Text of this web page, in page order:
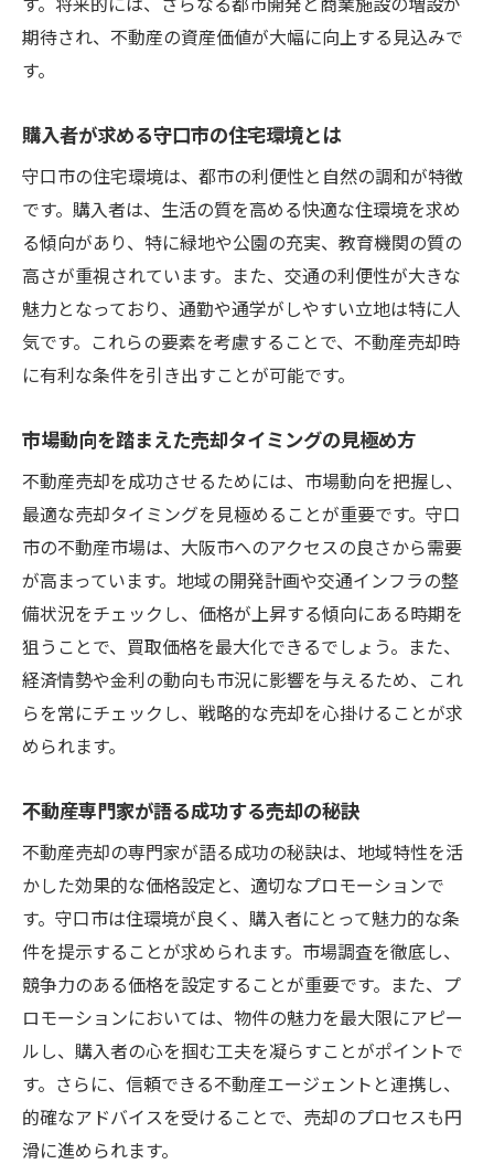
略
購入検討者にアピールするためのポイント
周辺エリアとの比較で見える売却チャンス
地域の発展計画が不動産価格に与える影響
守口市内の教育施設がもたらす市場価値
住環境の変化と市場トレンドの関連性
不動産売却における地域特性の活用法
効果的な不動産売却戦略で守口市の魅力を引き
守口市の特色を活かした販売戦略
ターゲット層に応じたマーケティング手法
効果的なオンライン・オフライン広告の活
用
地域密着型の営業活動で信頼を得る
購入者心理を理解した交渉テクニック
地域イベントを活用した物件プロモーショ
ン
守口市で知っておくべき不動産売却の重要ポイ
不動産売却に必要な法的手続きと注意点
契約書の見方と重要事項の確認
売却成功のための税金対策と資産管理
不動産会社選びのポイントと落とし穴
売却前に準備すべき書類とその役割
市場価格の動向と適正価格の見極め方
プロに学ぶ不動産売却価格を上げるための具体
的手法
精度の高い査定を受けるためのポイント
価格交渉を有利に進めるための準備
期待され、不動産の資産価値が大幅に向上する見込みで
す。
購入者が求める守口市の住宅環境とは
守口市の住宅環境は、都市の利便性と自然の調和が特徴
です。購入者は、生活の質を高める快適な住環境を求め
る傾向があり、特に緑地や公園の充実、教育機関の質の
高さが重視されています。また、交通の利便性が大きな
魅力となっており、通勤や通学がしやすい立地は特に人
気です。これらの要素を考慮することで、不動産売却時
に有利な条件を引き出すことが可能です。
市場動向を踏まえた売却タイミングの見極め方
不動産売却を成功させるためには、市場動向を把握し、
最適な売却タイミングを見極めることが重要です。守口
市の不動産市場は、大阪市へのアクセスの良さから需要
が高まっています。地域の開発計画や交通インフラの整
備状況をチェックし、価格が上昇する傾向にある時期を
狙うことで、買取価格を最大化できるでしょう。また、
経済情勢や金利の動向も市況に影響を与えるため、これ
らを常にチェックし、戦略的な売却を心掛けることが求
められます。
不動産専門家が語る成功する売却の秘訣
不動産売却の専門家が語る成功の秘訣は、地域特性を活
かした効果的な価格設定と、適切なプロモーションで
す。守口市は住環境が良く、購入者にとって魅力的な条
件を提示することが求められます。市場調査を徹底し、
競争力のある価格を設定することが重要です。また、プ
ロモーションにおいては、物件の魅力を最大限にアピー
ルし、購入者の心を掴む工夫を凝らすことがポイントで
す。さらに、信頼できる不動産エージェントと連携し、
的確なアドバイスを受けることで、売却のプロセスも円
滑に進められます。